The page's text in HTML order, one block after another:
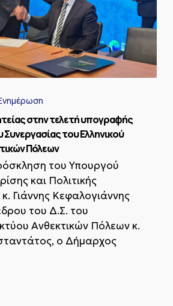
στην τελετή υπογραφής
του Ελληνικού
Πόλεων
του Υπουργού
και Πολιτικής
Γιάννης Κεφαλογιάννης
του Δ.Σ. του
Ανθεκτικών Πόλεων κ.
ο Δήμαρχος